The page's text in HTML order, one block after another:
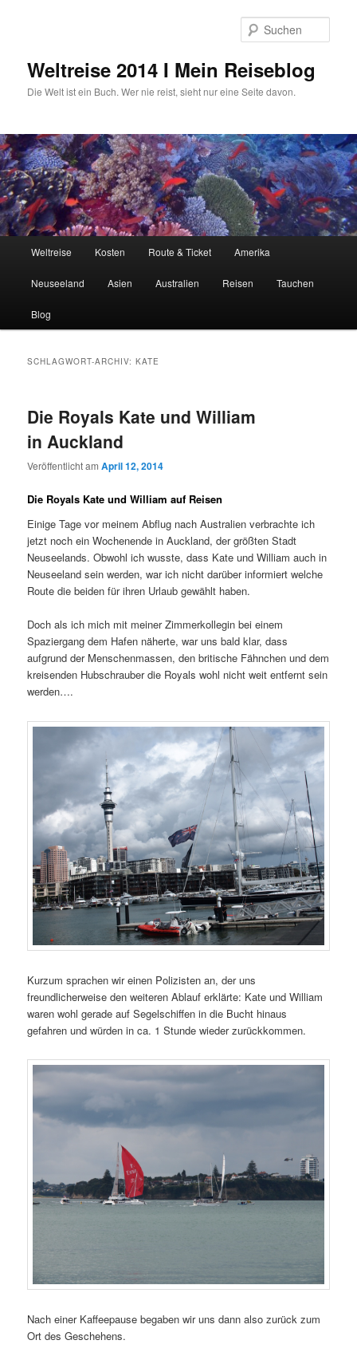
Weltreise 2014 I Mein Reiseblog
Die Welt ist ein Buch. Wer nie reist, sieht nur eine Seite davon.
Weltreise Kosten Route & Ticket Amerika
Neuseeland Asien Australien Reisen Tauchen
Blog
SCHLAGWORT-ARCHIV:KATE
Die Royals Kate und William
in Auckland
Veröffentlicht amApril 12, 2014
Die Royals Kate und William auf Reisen
Einige Tage vor meinem Abflug nach Australien verbrachte ich
jetzt noch ein Wochenende in Auckland, der größten Stadt
Neuseelands. Obwohl ich wusste, dass Kate und William auch in
Neuseeland sein werden, war ich nicht darüber informiert welche
Route die beiden für ihren Urlaub gewählt haben.
Doch als ich mich mit meiner Zimmerkollegin bei einem
Spaziergang dem Hafen näherte, war uns bald klar, dass
aufgrund der Menschenmassen, den britische Fähnchen und dem
kreisenden Hubschrauber die Royals wohl nicht weit entfernt sein
werden….
Kurzum sprachen wir einen Polizisten an, der uns
freundlicherweise den weiteren Ablauf erklärte: Kate und William
waren wohl gerade auf Segelschiffen in die Bucht hinaus
gefahren und würden in ca. 1 Stunde wieder zurückkommen.
Nach einer Kaffeepause begaben wir uns dann also zurück zum
Ort des Geschehens.